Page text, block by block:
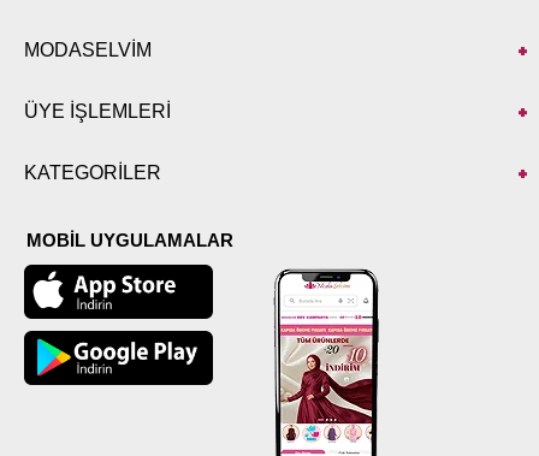
MODASELVİM
ÜYE İŞLEMLERİ
KATEGORİLER
MOBİL UYGULAMALAR